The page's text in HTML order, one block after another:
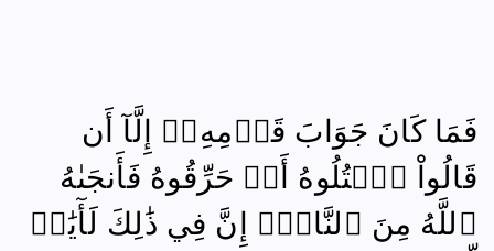
فَمَا كَانَ جَوَابَ قَوۡمِهِۦٓ إِلَّآ أَن
قَالُواْ ٱقۡتُلُوهُ أَوۡ حَرِّقُوهُ فَأَنجَىٰهُ
ٱللَّهُ مِنَ ٱلنَّارِۚ إِنَّ فِي ذَٰلِكَ لَأٓيَٰتٖ